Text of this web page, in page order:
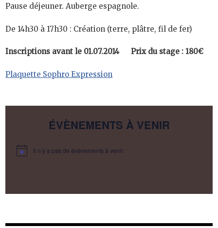
Pause déjeuner. Auberge espagnole.
De 14h30 à 17h30 : Création (terre, plâtre, fil de fer)
Inscriptions avant le 01.07.2014 Prix du stage : 180€
Plaquette Sophro Expression
ÉVÈNEMENTS À VENIR
Il n’y a pas de évènements à venir.